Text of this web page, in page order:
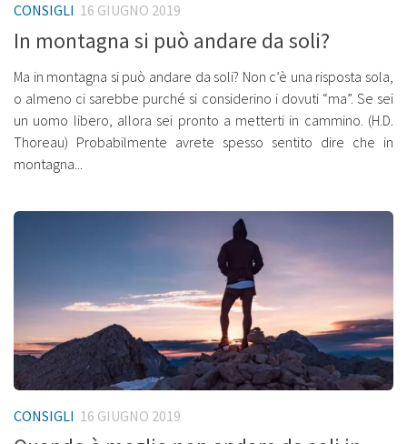
CONSIGLI 16 GIUGNO 2019
In montagna si può andare da soli?
Ma in montagna si può andare da soli? Non c’è una risposta sola,
o almeno ci sarebbe purché si considerino i dovuti “ma”. Se sei
un uomo libero, allora sei pronto a metterti in cammino. (H.D.
Thoreau) Probabilmente avrete spesso sentito dire che in
montagna...
CONSIGLI 16 GIUGNO 2019